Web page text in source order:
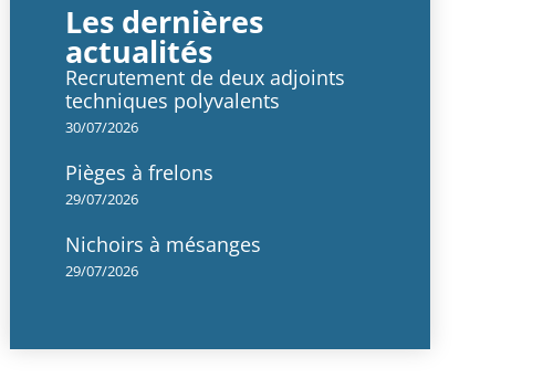
Les dernières
actualités
Recrutement de deux adjoints
techniques polyvalents
30/07/2026
Pièges à frelons
29/07/2026
Nichoirs à mésanges
29/07/2026